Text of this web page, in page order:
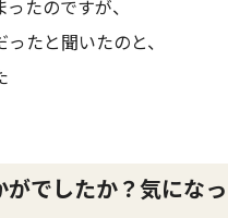
たのですが、
たと聞いたのと、
でしたか？気にな